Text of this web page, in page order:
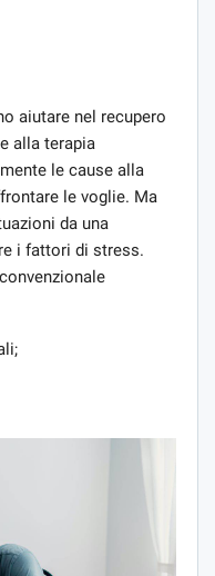
aiutare nel recupero
alla terapia
le cause alla
le voglie. Ma
da una
i fattori di stress.